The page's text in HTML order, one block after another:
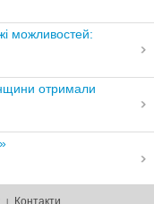
можливостей:
отримали
України
Контакти